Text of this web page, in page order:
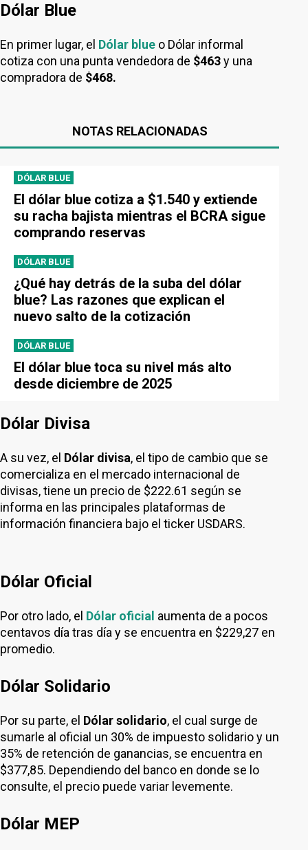
Dólar Blue
En primer lugar, el Dólar blue o Dólar informal
cotiza con una punta vendedora de $463y una
compradora de $468.
NOTAS RELACIONADAS
DÓLAR BLUE
El dólar blue cotiza a $1.540 y extiende
su racha bajista mientras el BCRA sigue
comprando reservas
DÓLAR BLUE
¿Qué hay detrás de la suba del dólar
blue? Las razones que explican el
nuevo salto de la cotización
DÓLAR BLUE
El dólar blue toca su nivel más alto
desde diciembre de 2025
Dólar Divisa
A su vez, el Dólar divisa, el tipo de cambio que se
comercializa en el mercado internacional de
divisas, tiene un precio de $222.61 según se
informa en las principales plataformas de
información financiera bajo el ticker USDARS.
Dólar Oficial
Por otro lado, el Dólar oficial aumenta de a pocos
centavos día tras día y se encuentra en $229,27 en
promedio.
Dólar Solidario
Por su parte, el Dólar solidario, el cual surge de
sumarle al oficial un 30% de impuesto solidario y un
35% de retención de ganancias, se encuentra en
$377,85. Dependiendo del banco en donde se lo
consulte, el precio puede variar levemente.
Dólar MEP